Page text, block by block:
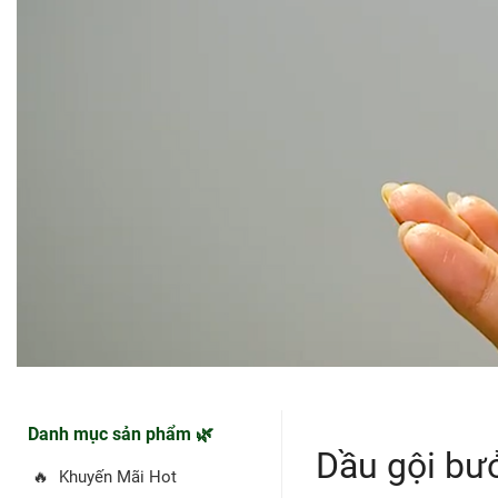
Danh mục sản phẩm 🌿
🔥 Khuyến Mãi Hot Dầu gội